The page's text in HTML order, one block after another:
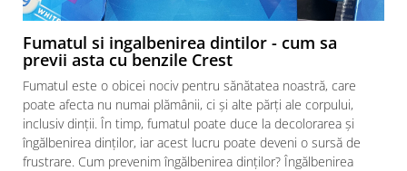
Fumatul si ingalbenirea dintilor - cum sa
previi asta cu benzile Crest
Fumatul este o obicei nociv pentru sănătatea noastră, care
poate afecta nu numai plămânii, ci și alte părți ale corpului,
inclusiv dinții. În timp, fumatul poate duce la decolorarea și
îngălbenirea dinților, iar acest lucru poate deveni o sursă de
frustrare. Cum prevenim îngălbenirea dinților? Îngălbenirea